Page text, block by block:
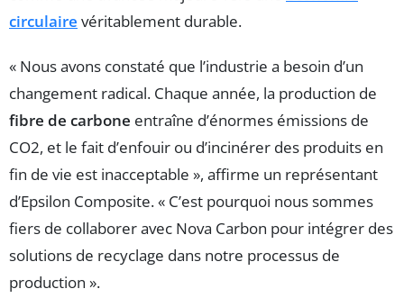
circulaire véritablement durable.
« Nous avons constaté que l’industrie a besoin d’un
changement radical. Chaque année, la production de
fibre de carbone entraîne d’énormes émissions de
CO2, et le fait d’enfouir ou d’incinérer des produits en
fin de vie est inacceptable », affirme un représentant
d’Epsilon Composite. « C’est pourquoi nous sommes
fiers de collaborer avec Nova Carbon pour intégrer des
solutions de recyclage dans notre processus de
production ».